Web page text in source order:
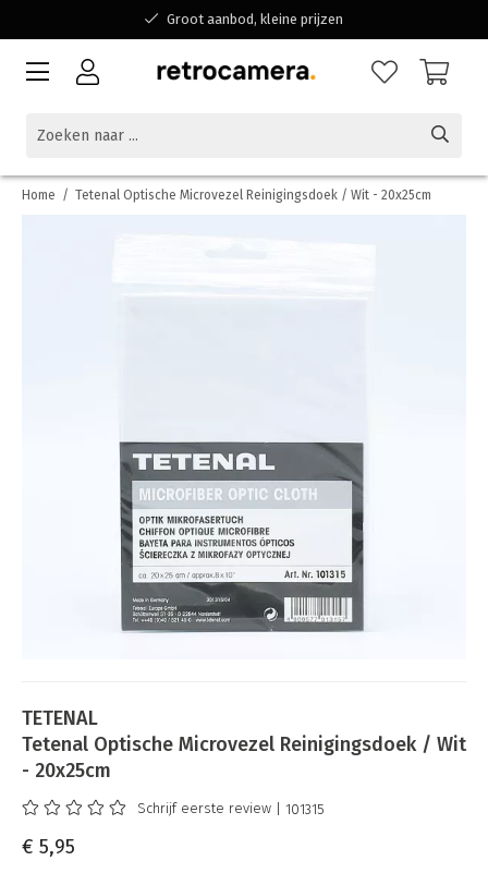
Groot aanbod, kleine prijzen
Bereikbaar voor al jouw vragen
Home / Tetenal Optische Microvezel Reinigingsdoek / Wit - 20x25cm
TETENAL
Tetenal Optische Microvezel Reinigingsdoek / Wit
- 20x25cm
Schrijf eerste review | 101315
€ 5,95